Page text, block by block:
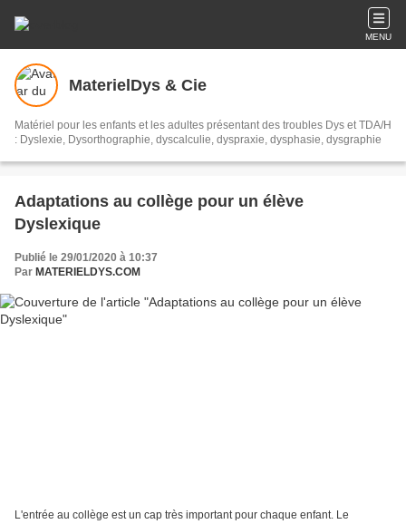
MENU
MaterielDys & Cie
Matériel pour les enfants et les adultes présentant des troubles Dys et TDA/H
: Dyslexie, Dysorthographie, dyscalculie, dyspraxie, dysphasie, dysgraphie
Adaptations au collège pour un élève
Dyslexique
Publié le 29/01/2020 à 10:37
Par MATERIELDYS.COM
L'entrée au collège est un cap très important pour chaque enfant. Le